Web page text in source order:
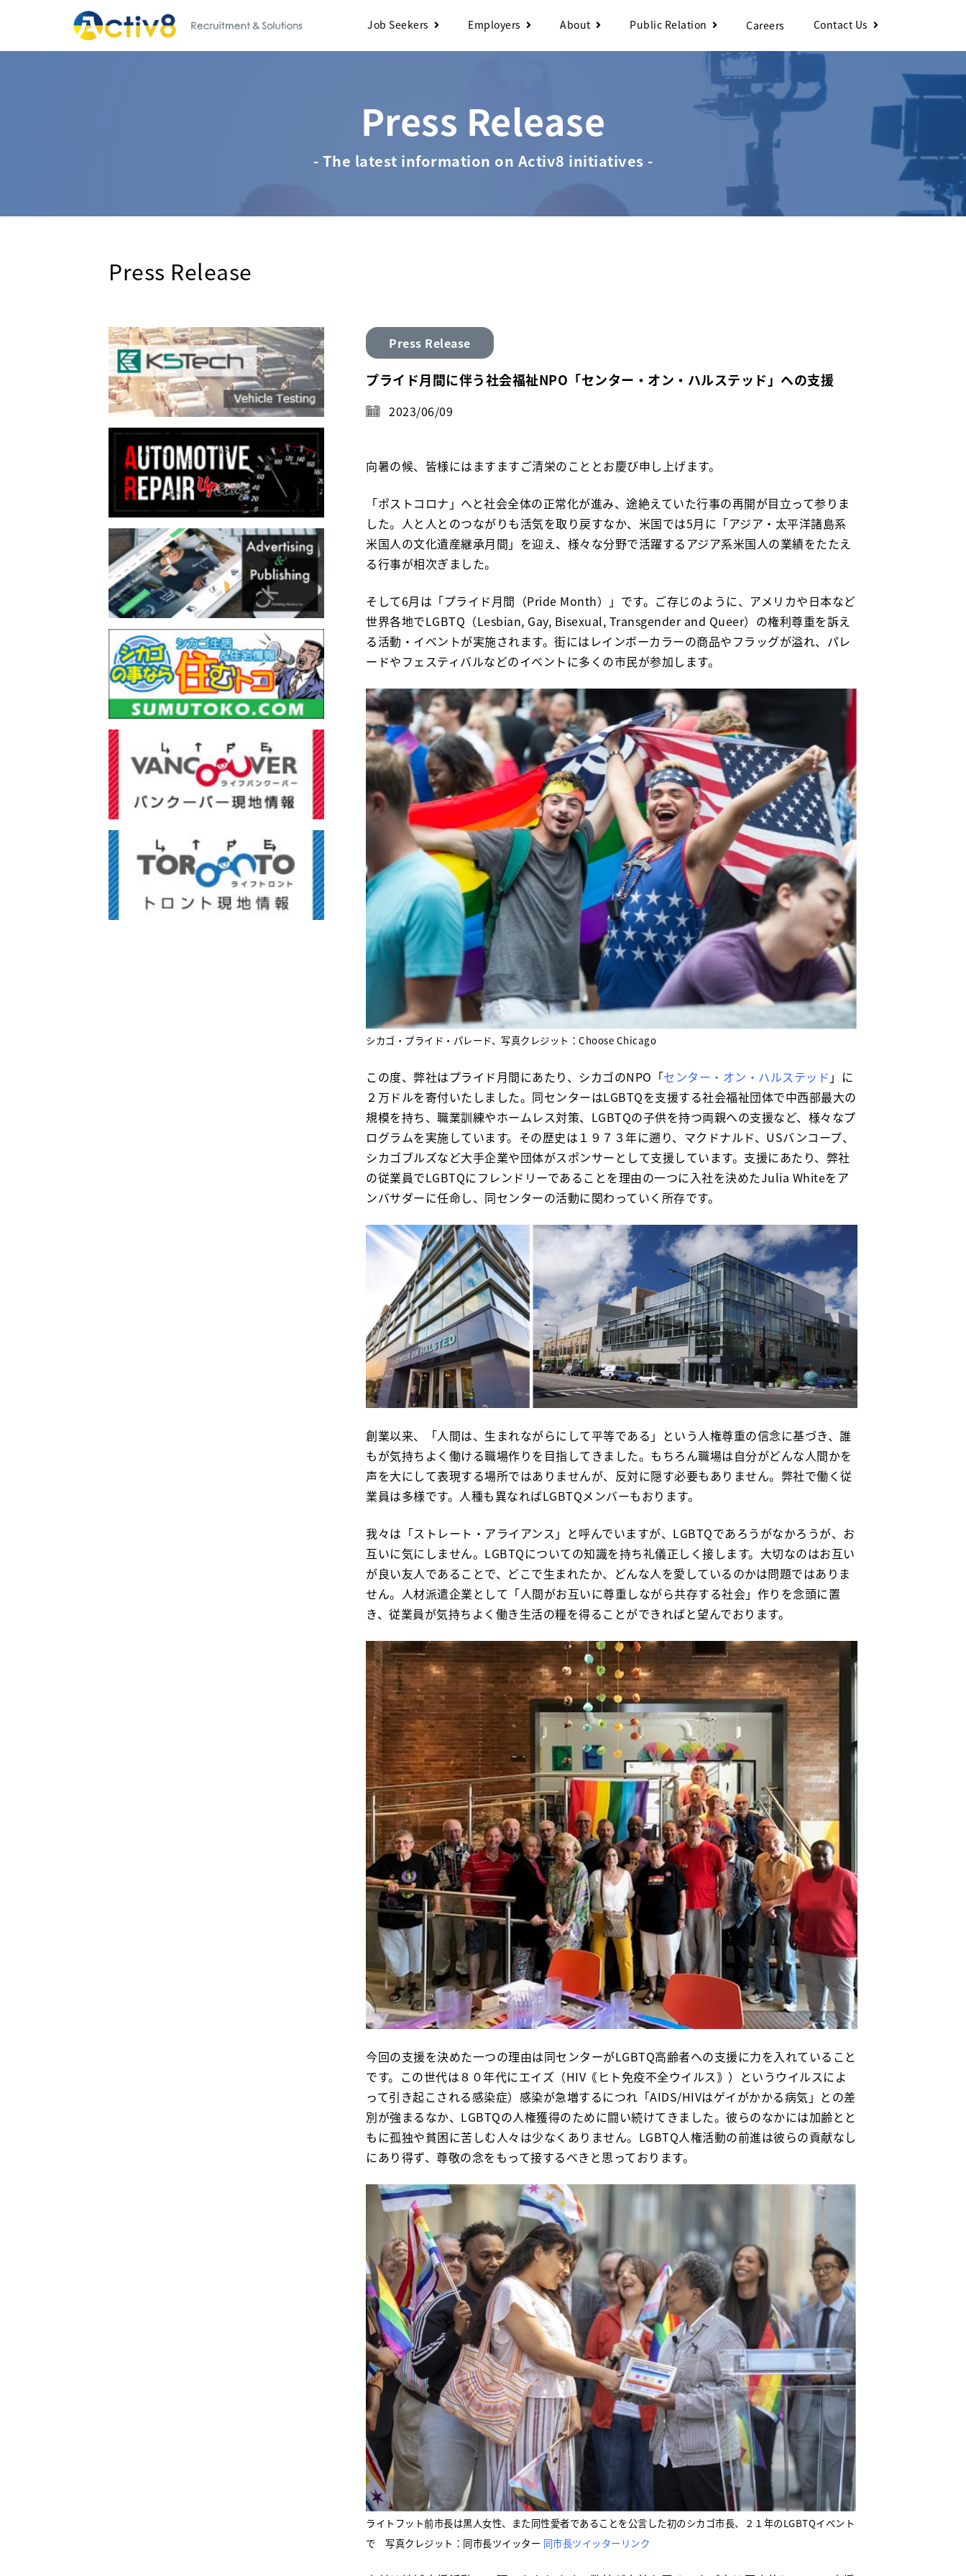
Job Seekers Employers About Public Relation Careers Contact Us
Press Release
- The latest information on Activ8 initiatives -
Press Release
Press Release
プライド月間に伴う社会福祉NPO「センター・オン・ハルステッド」への支援
2023/06/09
向暑の候、皆様にはますますご清栄のこととお慶び申し上げます。
「ポストコロナ」へと社会全体の正常化が進み、途絶えていた行事の再開が目立って参りま
した。人と人とのつながりも活気を取り戻すなか、米国では5月に「アジア・太平洋諸島系
米国人の文化遺産継承月間」を迎え、様々な分野で活躍するアジア系米国人の業績をたたえ
る行事が相次ぎました。
そして6月は「プライド月間（Pride Month）」です。ご存じのように、アメリカや日本など
世界各地でLGBTQ（Lesbian, Gay, Bisexual, Transgender and Queer）の権利尊重を訴え
る活動・イベントが実施されます。街にはレインボーカラーの商品やフラッグが溢れ、パレ
ードやフェスティバルなどのイベントに多くの市民が参加します。
シカゴ・プライド・パレード、写真クレジット：Choose Chicago
この度、弊社はプライド月間にあたり、シカゴのNPO「センター・オン・ハルステッド 」 に
２万ドルを寄付いたしました。同センターはLGBTQを支援する社会福祉団体で中西部最大の
規模を持ち、職業訓練やホームレス対策、LGBTQの子供を持つ両親への支援など、様々なプ
ログラムを実施しています。その歴史は１９７３年に遡り、マクドナルド、USバンコープ、
シカゴブルズなど大手企業や団体がスポンサーとして支援しています。支援にあたり、弊社
の従業員でLGBTQにフレンドリーであることを理由の一つに入社を決めたJulia Whiteをア
ンバサダーに任命し、同センターの活動に関わっていく所存です。
創業以来、「人間は、生まれながらにして平等である」という人権尊重の信念に基づき、誰
もが気持ちよく働ける職場作りを目指してきました。もちろん職場は自分がどんな人間かを
声を大にして表現する場所ではありませんが、反対に隠す必要もありません。弊社で働く従
業員は多様です。人種も異なればLGBTQメンバーもおります。
我々は「ストレート・アライアンス」と呼んでいますが、LGBTQであろうがなかろうが、お
互いに気にしません。LGBTQについての知識を持ち礼儀正しく接します。大切なのはお互い
が良い友人であることで、どこで生まれたか、どんな人を愛しているのかは問題ではありま
せん。人材派遣企業として「人間がお互いに尊重しながら共存する社会」作りを念頭に置
き、従業員が気持ちよく働き生活の糧を得ることができればと望んでおります。
今回の支援を決めた一つの理由は同センターがLGBTQ高齢者への支援に力を入れていること
です。この世代は８０年代にエイズ（HIV｟ヒト免疫不全ウイルス｠）というウイルスによ
って引き起こされる感染症）感染が急増するにつれ「AIDS/HIVはゲイがかかる病気」との差
別が強まるなか、LGBTQの人権獲得のために闘い続けてきました。彼らのなかには加齢とと
もに孤独や貧困に苦しむ人々は少なくありません。LGBTQ人権活動の前進は彼らの貢献なし
にあり得ず、尊敬の念をもって接するべきと思っております。
ライトフット前市長は黒人女性、また同性愛者であることを公言した初のシカゴ市長、２１年のLGBTQイベント
で 写真クレジット：同市長ツイッター 同市長ツイッターリンク